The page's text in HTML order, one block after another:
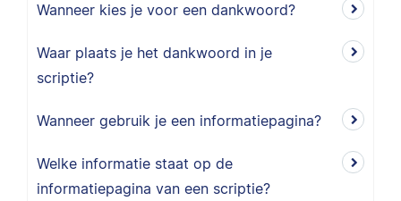
Wanneer kies je voor een dankwoord?
Waar plaats je het dankwoord in je
scriptie?
Wanneer gebruik je een informatiepagina?
Welke informatie staat op de
informatiepagina van een scriptie?